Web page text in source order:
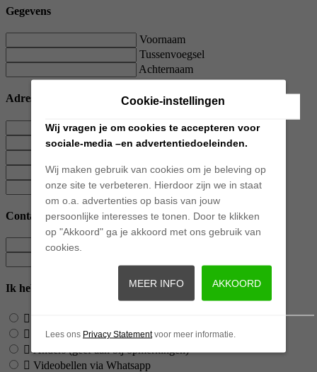
Gegevens
Voornaam
Tussenvoegsel
Achternaam
Adres
Straatnaam
Huisnummer
Postcode
Plaats
Contact
Ik heb interesse in
Online videogesprek via Google Meet
Anders (geef aan bij opmerkingen)
Videobellen via Whatsapp
Cookie-instellingen
Wij vragen je om cookies te accepteren voor
sociale-media –en advertentiedoeleinden.
Wij maken gebruik van cookies om je beleving op
onze site te verbeteren. Hierdoor zijn we in staat
om o.a. advertenties op basis van jouw
persoonlijke interesses te tonen. Door te klikken
op "Akkoord" ga je akkoord met ons gebruik van
cookies.
AKKOORD
MEER INFO
Lees ons Privacy Statementvoor meer informatie.